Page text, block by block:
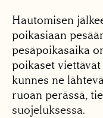
Hautomisen
poikasiaan
pesäpoikasaika
poikaset
kunnes ne
ruoan perässä,
suojeluksessa.